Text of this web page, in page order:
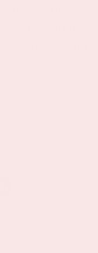
UEFA Nations
om 18.00 uur
wedstrijd wordt